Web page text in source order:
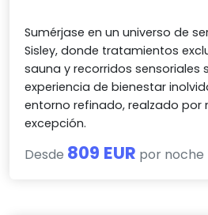
Sumérjase en un universo de
Sisley, donde tratamientos
sauna y recorridos sensoriales
experiencia de bienestar
entorno refinado, realzado por
excepción.
Desde 809 EUR por noche